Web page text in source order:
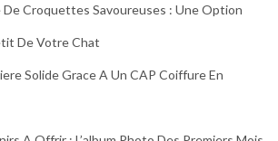
Croquettes Savoureuses : Une Option
De Votre Chat
Solide Grace A Un CAP Coiffure En